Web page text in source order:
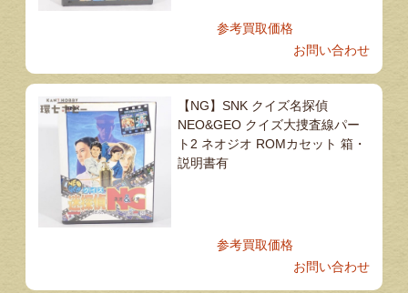
参考買取価格
お問い合わせ
【NG】SNK クイズ名探偵
NEO&GEO クイズ大捜査線パー
ト2 ネオジオ ROMカセット 箱・
説明書有
参考買取価格
お問い合わせ